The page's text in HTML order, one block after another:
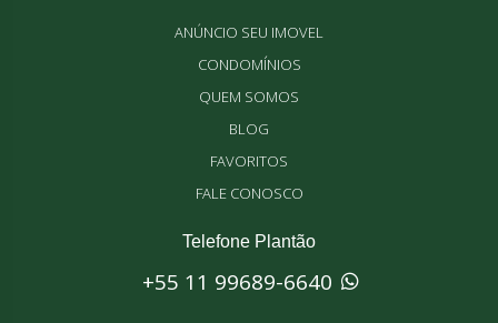
ANÚNCIO SEU IMOVEL
CONDOMÍNIOS
QUEM SOMOS
BLOG
FAVORITOS
FALE CONOSCO
Telefone Plantão
+55 11 99689-6640